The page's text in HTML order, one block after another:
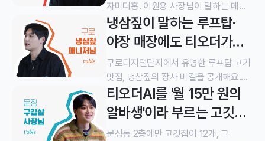
자미더홍. 이원용 사장님이 말하는 메뉴
개발 철학과 티오더 3년 재계약 이유를
들어봤어요.
냉삼짚이 말하는 루프탑·
야장 매장에도 티오더가
필요한 이유
구로디지털단지에서 유명한 루프탑 고기
맛집, 냉삼짚의 장사 비결을 공개해요.
야장 매장에서 테이블오더를 어떻게
활용하고 있는지 최연성 매니저님의 실제
운영 이야기를 들어봤어요.
티오더AI를 '월 15만 원의
알바생'이라 부르는 고깃집,
구김살 박민욱 사장님
문정동 2층에만 고깃집이 12개, 그